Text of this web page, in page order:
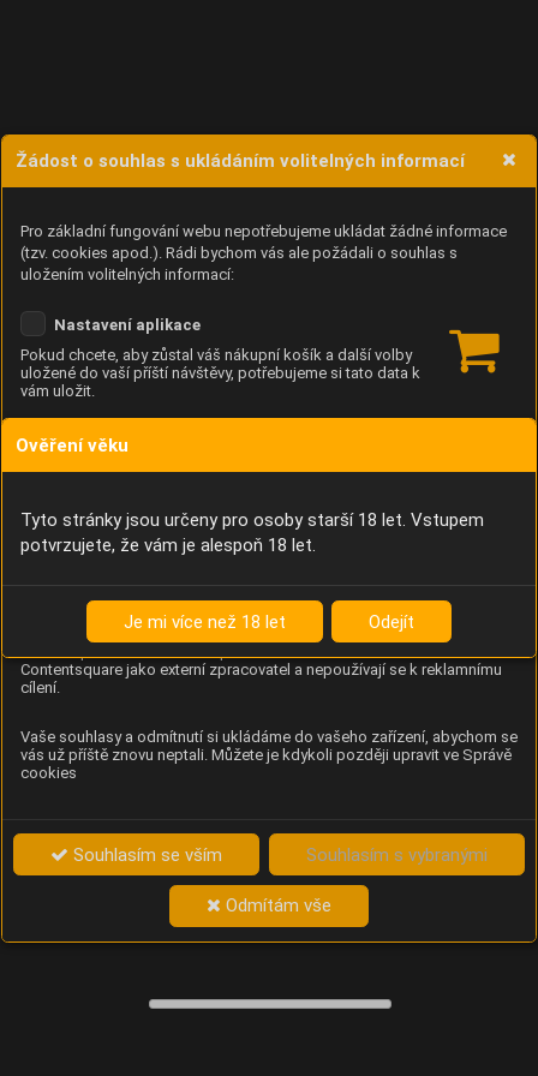
Žádost o souhlas s ukládáním volitelných informací
Pro základní fungování webu nepotřebujeme ukládat žádné informace
(tzv. cookies apod.). Rádi bychom vás ale požádali o souhlas s
uložením volitelných informací:
Nastavení aplikace
Pokud chcete, aby zůstal váš nákupní košík a další volby
uložené do vaší příští návštěvy, potřebujeme si tato data k
vám uložit.
Anonymní unikátní ID
Díky němu příště poznáme, že se jedná o stejné zařízení, a
Identifikátor je zcela anonymní.
Analýza chování návštěvníků na webu (pohyb kurzoru,
kliknutí, procházení stránek a heatmapy), která
provozovateli e-shopu Betelné škopek pomáhá zlepšovat
Contentsquare jako externí zpracovatel a nepoužívají se k reklamnímu
cílení.
Vaše souhlasy a odmítnutí si ukládáme do vašeho zařízení, abychom se
vás už příště znovu neptali. Můžete je kdykoli později upravit ve Správě
cookies
Souhlasím se vším Souhlasím s vybranými
Odmítám vše
Ověření věku
Tyto stránky jsou určeny pro osoby starší 18 let. Vstupem
potvrzujete, že vám je alespoň 18 let.
Je mi více než 18 let Odejít